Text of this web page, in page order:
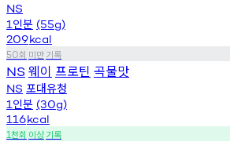
NS
1 인분 (55g)
209kcal
50회 미만기록
NS 웨이 프로틴 곡물맛
NS 포대유청
1 인분 (30g)
116kcal
1천회 이상기록